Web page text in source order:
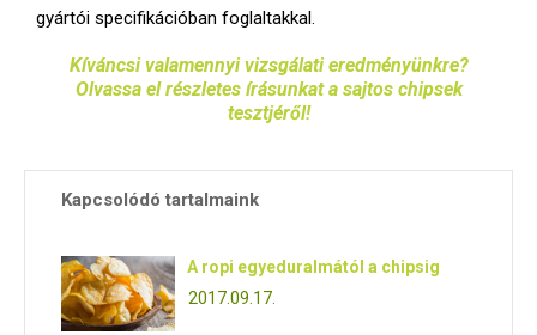
gyártói specifikációban foglaltakkal.
Kíváncsi valamennyi vizsgálati eredményünkre?
Olvassa el részletes írásunkat a sajtos chipsek
tesztjéről!
Kapcsolódó tartalmaink
A ropi egyeduralmától a chipsig
2017.09.17.